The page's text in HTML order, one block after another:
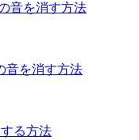
音を消す方法
音を消す方法
る方法